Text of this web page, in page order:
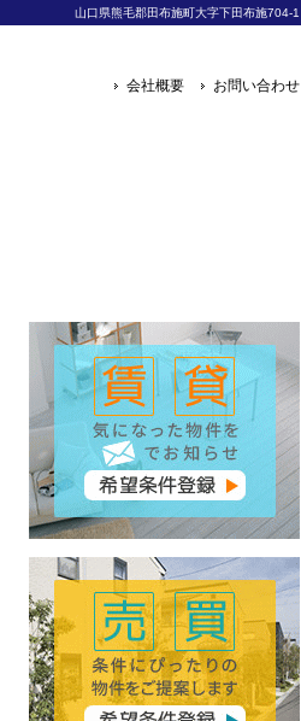
山口県熊毛郡田布施町大字下田布施704-1
会社概要 お問い合わせ